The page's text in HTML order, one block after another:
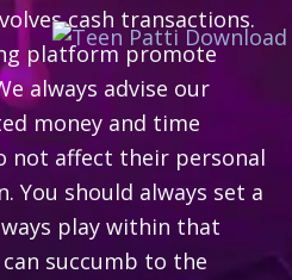
cash transactions.
platform promote
always advise our
money and time
not affect their personal
You should always set a
play within that
succumb to the